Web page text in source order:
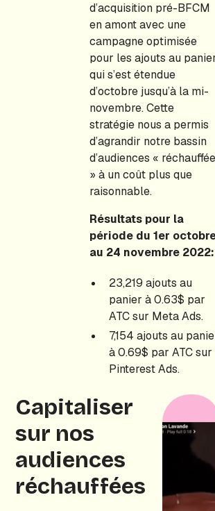
d’acquisition pré-BFCM
en amont avec une
campagne optimisée
pour les ajouts au
qui s’est étendue
d’octobre jusqu’à la mi-
novembre. Cette
stratégie nous a permis
d’agrandir notre bassin
d’audiences «
» à un coût plus que
raisonnable.
Résultats pour la
période du 1er
au 24 novembre 2022:
23,219 ajouts au
panier à 0.63$ par
ATC sur Meta Ads.
7,154 ajouts au
à 0.69$ par ATC sur
Pinterest Ads.
Capitaliser
sur nos
audiences
réchauffées